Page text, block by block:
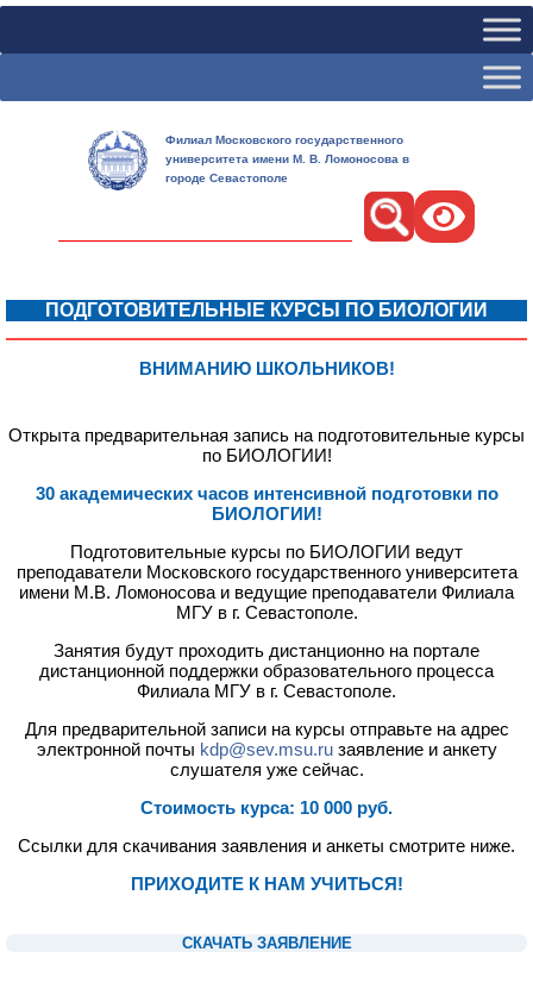
Филиал Московского государственного
университета имени М. В. Ломоносова в
городе Севастополе
ПОДГОТОВИТЕЛЬНЫЕ КУРСЫ ПО БИОЛОГИИ
ВНИМАНИЮ ШКОЛЬНИКОВ!
Открыта предварительная запись на подготовительные курсы
по БИОЛОГИИ!
30 академических часов интенсивной подготовки по
БИОЛОГИИ!
Подготовительные курсы по БИОЛОГИИ ведут
преподаватели Московского государственного университета
имени М.В. Ломоносова и ведущие преподаватели Филиала
МГУ в г. Севастополе.
Занятия будут проходить дистанционно на портале
дистанционной поддержки образовательного процесса
Филиала МГУ в г. Севастополе.
Для предварительной записи на курсы отправьте на адрес
электронной почты kdp@sev.msu.ruзаявление и анкету
слушателя уже сейчас.
Стоимость курса: 10 000 руб.
Ссылки для скачивания заявления и анкеты смотрите ниже.
ПРИХОДИТЕ К НАМ УЧИТЬСЯ!
СКАЧАТЬ ЗАЯВЛЕНИЕ